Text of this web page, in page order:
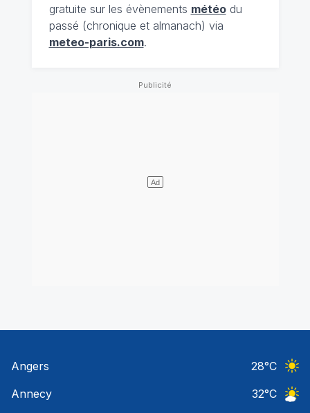
gratuite sur les évènements météodu
passé (chronique et almanach) via
meteo-paris.com.
Angers 28°C
Annecy
32°C